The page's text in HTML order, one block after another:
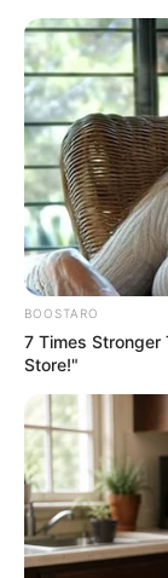
Перейти
вмісту
Groza-
Громада
Лише
кафе
введуть
BOOSTARO
7 Times Stronger
Store!"